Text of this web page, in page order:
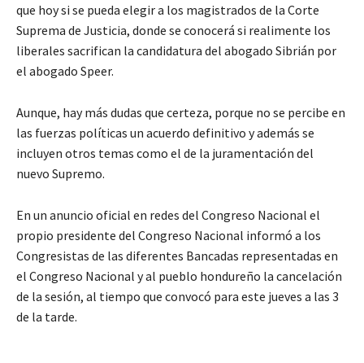
que hoy si se pueda elegir a los magistrados de la Corte
Suprema de Justicia, donde se conocerá si realimente los
liberales sacrifican la candidatura del abogado Sibrián por
el abogado Speer.
Aunque, hay más dudas que certeza, porque no se percibe en
las fuerzas políticas un acuerdo definitivo y además se
incluyen otros temas como el de la juramentación del
nuevo Supremo.
En un anuncio oficial en redes del Congreso Nacional el
propio presidente del Congreso Nacional informó a los
Congresistas de las diferentes Bancadas representadas en
el Congreso Nacional y al pueblo hondureño la cancelación
de la sesión, al tiempo que convocó para este jueves a las 3
de la tarde.